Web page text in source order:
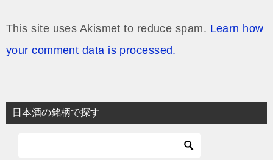
This site uses Akismet to reduce spam. Learn how
your comment data is processed.
日本酒の銘柄で探す